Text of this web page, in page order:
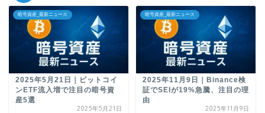
暗号資産_最新ニュース
2025年5月21日｜ビットコイ
ンETF流入増で注目の暗号資
産5選
2025年5月21日
暗号資産_最新ニュース
2025年11月9日｜Binance検
証でSEIが19%急騰、注目の理
由
2025年11月9日